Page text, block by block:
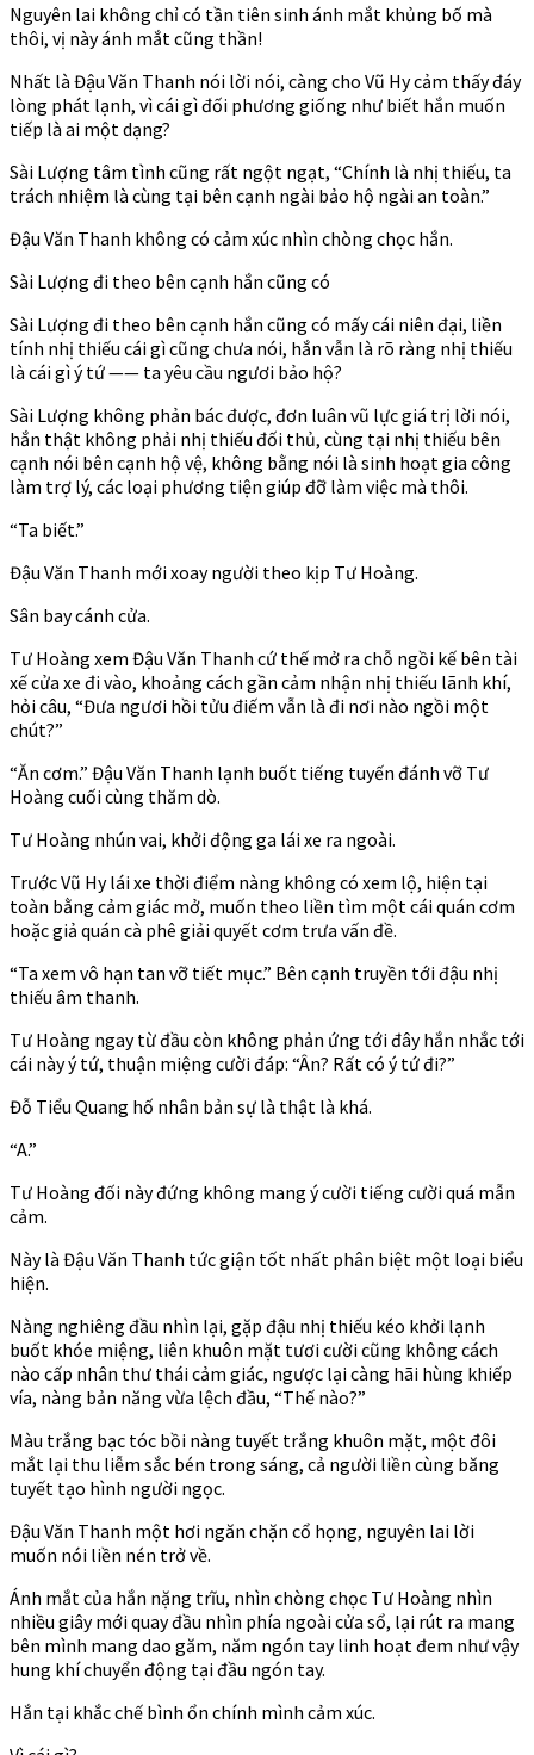
Nguyên lai không chỉ có tần tiên sinh ánh mắt khủng bố mà
thôi, vị này ánh mắt cũng thần!
Nhất là Đậu Văn Thanh nói lời nói, càng cho Vũ Hy cảm thấy đáy
lòng phát lạnh, vì cái gì đối phương giống như biết hắn muốn
tiếp là ai một dạng?
Sài Lượng tâm tình cũng rất ngột ngạt, “Chính là nhị thiếu, ta
trách nhiệm là cùng tại bên cạnh ngài bảo hộ ngài an toàn.”
Đậu Văn Thanh không có cảm xúc nhìn chòng chọc hắn.
Sài Lượng đi theo bên cạnh hắn cũng có
Sài Lượng đi theo bên cạnh hắn cũng có mấy cái niên đại, liền
tính nhị thiếu cái gì cũng chưa nói, hắn vẫn là rõ ràng nhị thiếu
là cái gì ý tứ —— ta yêu cầu ngươi bảo hộ?
Sài Lượng không phản bác được, đơn luân vũ lực giá trị lời nói,
hắn thật không phải nhị thiếu đối thủ, cùng tại nhị thiếu bên
cạnh nói bên cạnh hộ vệ, không bằng nói là sinh hoạt gia công
làm trợ lý, các loại phương tiện giúp đỡ làm việc mà thôi.
“Ta biết.”
Đậu Văn Thanh mới xoay người theo kịp Tư Hoàng.
Sân bay cánh cửa.
Tư Hoàng xem Đậu Văn Thanh cứ thế mở ra chỗ ngồi kế bên tài
xế cửa xe đi vào, khoảng cách gần cảm nhận nhị thiếu lãnh khí,
hỏi câu, “Đưa ngươi hồi tửu điếm vẫn là đi nơi nào ngồi một
chút?”
“Ăn cơm.” Đậu Văn Thanh lạnh buốt tiếng tuyến đánh vỡ Tư
Hoàng cuối cùng thăm dò.
Tư Hoàng nhún vai, khởi động ga lái xe ra ngoài.
Trước Vũ Hy lái xe thời điểm nàng không có xem lộ, hiện tại
toàn bằng cảm giác mở, muốn theo liền tìm một cái quán cơm
hoặc giả quán cà phê giải quyết cơm trưa vấn đề.
“Ta xem vô hạn tan vỡ tiết mục.” Bên cạnh truyền tới đậu nhị
thiếu âm thanh.
Tư Hoàng ngay từ đầu còn không phản ứng tới đây hắn nhắc tới
cái này ý tứ, thuận miệng cười đáp: “Ân? Rất có ý tứ đi?”
Đỗ Tiểu Quang hố nhân bản sự là thật là khá.
“A.”
Tư Hoàng đối này đứng không mang ý cười tiếng cười quá mẫn
cảm.
Này là Đậu Văn Thanh tức giận tốt nhất phân biệt một loại biểu
hiện.
Nàng nghiêng đầu nhìn lại, gặp đậu nhị thiếu kéo khởi lạnh
buốt khóe miệng, liên khuôn mặt tươi cười cũng không cách
nào cấp nhân thư thái cảm giác, ngược lại càng hãi hùng khiếp
vía, nàng bản năng vừa lệch đầu, “Thế nào?”
Màu trắng bạc tóc bồi nàng tuyết trắng khuôn mặt, một đôi
mắt lại thu liễm sắc bén trong sáng, cả người liền cùng băng
tuyết tạo hình người ngọc.
Đậu Văn Thanh một hơi ngăn chặn cổ họng, nguyên lai lời
muốn nói liền nén trở về.
Ánh mắt của hắn nặng trĩu, nhìn chòng chọc Tư Hoàng nhìn
nhiều giây mới quay đầu nhìn phía ngoài cửa sổ, lại rút ra mang
bên mình mang dao găm, năm ngón tay linh hoạt đem như vậy
hung khí chuyển động tại đầu ngón tay.
Hắn tại khắc chế bình ổn chính mình cảm xúc.